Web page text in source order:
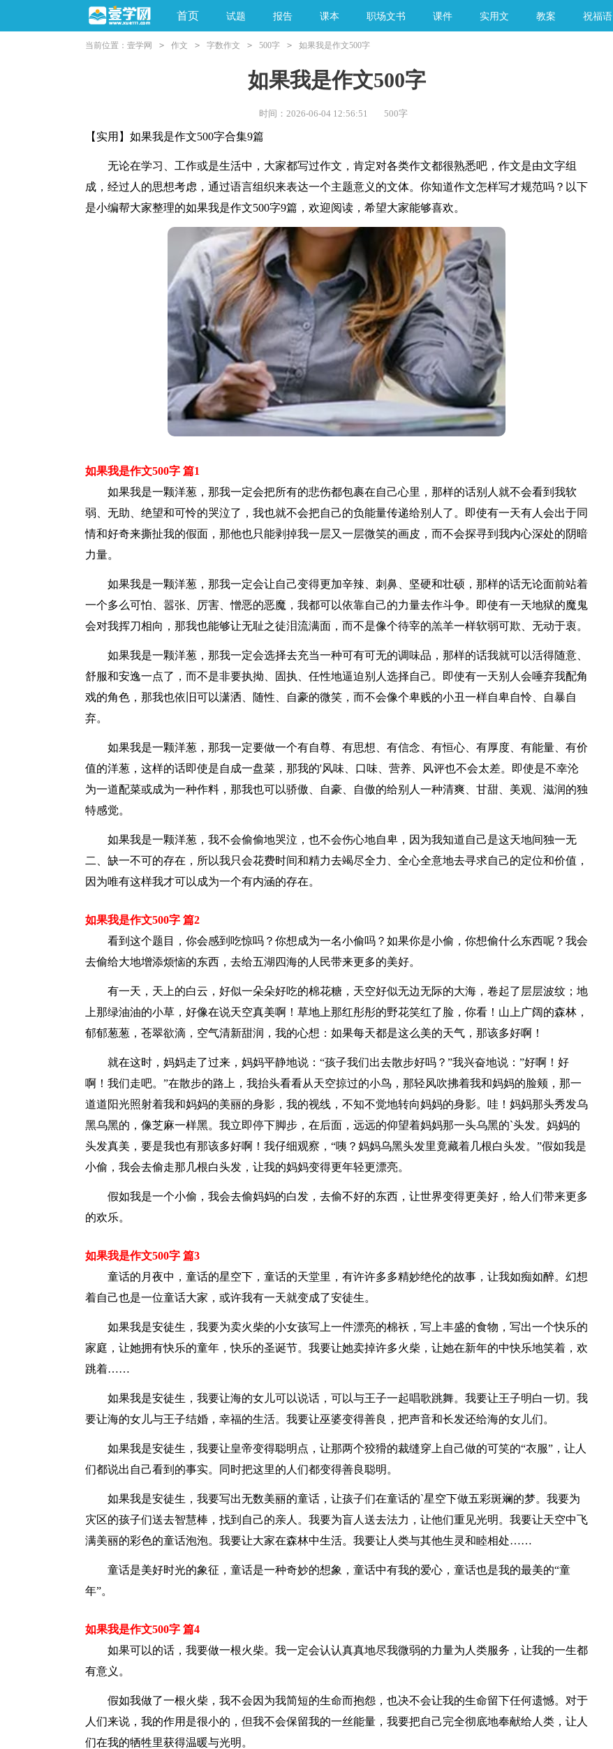
首页 试题 报告 课本 职场文书 课件 实用文 教案 祝福语
阅读理解 亲子教育 手工素材
当前位置： 壹学网 > 作文 > 字数作文 > 500字 > 如果我是作文500字
如果我是作文500字
时间：2026-06-04 12:56:51 500字
【实用】如果我是作文500字合集9篇
无论在学习、工作或是生活中，大家都写过作文，肯定对各类作文都很熟悉吧，作文是由文字组
成，经过人的思想考虑，通过语言组织来表达一个主题意义的文体。你知道作文怎样写才规范吗？以下
是小编帮大家整理的如果我是作文500字9篇，欢迎阅读，希望大家能够喜欢。
如果我是作文500字 篇1
如果我是一颗洋葱，那我一定会把所有的悲伤都包裹在自己心里，那样的话别人就不会看到我软
弱、无助、绝望和可怜的哭泣了，我也就不会把自己的负能量传递给别人了。即使有一天有人会出于同
情和好奇来撕扯我的假面，那他也只能剥掉我一层又一层微笑的画皮，而不会探寻到我内心深处的阴暗
力量。
如果我是一颗洋葱，那我一定会让自己变得更加辛辣、刺鼻、坚硬和壮硕，那样的话无论面前站着
一个多么可怕、嚣张、厉害、憎恶的恶魔，我都可以依靠自己的力量去作斗争。即使有一天地狱的魔鬼
会对我挥刀相向，那我也能够让无耻之徒泪流满面，而不是像个待宰的羔羊一样软弱可欺、无动于衷。
如果我是一颗洋葱，那我一定会选择去充当一种可有可无的调味品，那样的话我就可以活得随意、
舒服和安逸一点了，而不是非要执拗、固执、任性地逼迫别人选择自己。即使有一天别人会唾弃我配角
戏的角色，那我也依旧可以潇洒、随性、自豪的微笑，而不会像个卑贱的小丑一样自卑自怜、自暴自
弃。
如果我是一颗洋葱，那我一定要做一个有自尊、有思想、有信念、有恒心、有厚度、有能量、有价
值的洋葱，这样的话即使是自成一盘菜，那我的'风味、口味、营养、风评也不会太差。即使是不幸沦
为一道配菜或成为一种作料，那我也可以骄傲、自豪、自傲的给别人一种清爽、甘甜、美观、滋润的独
特感觉。
如果我是一颗洋葱，我不会偷偷地哭泣，也不会伤心地自卑，因为我知道自己是这天地间独一无
二、缺一不可的存在，所以我只会花费时间和精力去竭尽全力、全心全意地去寻求自己的定位和价值，
因为唯有这样我才可以成为一个有内涵的存在。
如果我是作文500字 篇2
看到这个题目，你会感到吃惊吗？你想成为一名小偷吗？如果你是小偷，你想偷什么东西呢？我会
去偷给大地增添烦恼的东西，去给五湖四海的人民带来更多的美好。
有一天，天上的白云，好似一朵朵好吃的棉花糖，天空好似无边无际的大海，卷起了层层波纹；地
上那绿油油的小草，好像在说天空真美啊！草地上那红彤彤的野花笑红了脸，你看！山上广阔的森林，
郁郁葱葱，苍翠欲滴，空气清新甜润，我的心想：如果每天都是这么美的天气，那该多好啊！
就在这时，妈妈走了过来，妈妈平静地说：“孩子我们出去散步好吗？”我兴奋地说：”好啊！好
啊！我们走吧。”在散步的路上，我抬头看看从天空掠过的小鸟，那轻风吹拂着我和妈妈的脸颊，那一
道道阳光照射着我和妈妈的美丽的身影，我的视线，不知不觉地转向妈妈的身影。哇！妈妈那头秀发乌
黑乌黑的，像芝麻一样黑。我立即停下脚步，在后面，远远的仰望着妈妈那一头乌黑的`头发。妈妈的
头发真美，要是我也有那该多好啊！我仔细观察，“咦？妈妈乌黑头发里竟藏着几根白头发。”假如我是
小偷，我会去偷走那几根白头发，让我的妈妈变得更年轻更漂亮。
假如我是一个小偷，我会去偷妈妈的白发，去偷不好的东西，让世界变得更美好，给人们带来更多
的欢乐。
如果我是作文500字 篇3
童话的月夜中，童话的星空下，童话的天堂里，有许许多多精妙绝伦的故事，让我如痴如醉。幻想
着自己也是一位童话大家，或许我有一天就变成了安徒生。
如果我是安徒生，我要为卖火柴的小女孩写上一件漂亮的棉袄，写上丰盛的食物，写出一个快乐的
家庭，让她拥有快乐的童年，快乐的圣诞节。我要让她卖掉许多火柴，让她在新年的中快乐地笑着，欢
跳着……
如果我是安徒生，我要让海的女儿可以说话，可以与王子一起唱歌跳舞。我要让王子明白一切。我
要让海的女儿与王子结婚，幸福的生活。我要让巫婆变得善良，把声音和长发还给海的女儿们。
如果我是安徒生，我要让皇帝变得聪明点，让那两个狡猾的裁缝穿上自己做的可笑的“衣服”，让人
们都说出自己看到的事实。同时把这里的人们都变得善良聪明。
如果我是安徒生，我要写出无数美丽的童话，让孩子们在童话的`星空下做五彩斑斓的梦。我要为
灾区的孩子们送去智慧棒，找到自己的亲人。我要为盲人送去法力，让他们重见光明。我要让天空中飞
满美丽的彩色的童话泡泡。我要让大家在森林中生活。我要让人类与其他生灵和睦相处……
童话是美好时光的象征，童话是一种奇妙的想象，童话中有我的爱心，童话也是我的最美的“童
年”。
如果我是作文500字 篇4
如果可以的话，我要做一根火柴。我一定会认认真真地尽我微弱的力量为人类服务，让我的一生都
有意义。
假如我做了一根火柴，我不会因为我简短的生命而抱怨，也决不会让我的生命留下任何遗憾。对于
人们来说，我的作用是很小的，但我不会保留我的一丝能量，我要把自己完全彻底地奉献给人类，让人
们在我的牺牲里获得温暖与光明。